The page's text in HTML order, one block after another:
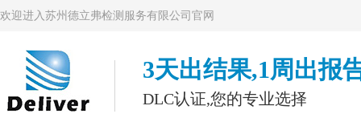
欢迎进入苏州德立弗检测服务有限公司官网
3天出结果,1周出报
DLC认证,您的专业选择